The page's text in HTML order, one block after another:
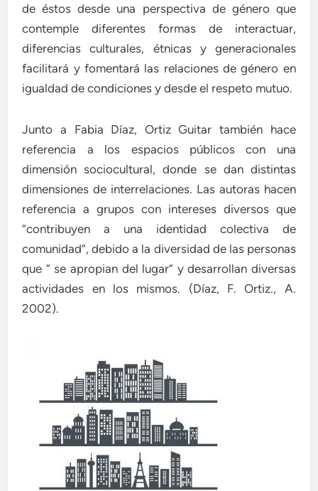
de éstos desde una perspectiva de género que
contemple diferentes formas de interactuar,
diferencias culturales, étnicas y generacionales
facilitará y fomentará las relaciones de género en
igualdad de condiciones y desde el respeto mutuo.
Junto a Fabia Díaz, Ortiz Guitar también hace
referencia a los espacios públicos con una
dimensión sociocultural, donde se dan distintas
dimensiones de interrelaciones. Las autoras hacen
referencia a grupos con intereses diversos que
“contribuyen a una identidad colectiva de
comunidad”, debido a la diversidad de las personas
que “ se apropian del lugar” y desarrollan diversas
actividades en los mismos. (Díaz, F. Ortiz., A.
2002).